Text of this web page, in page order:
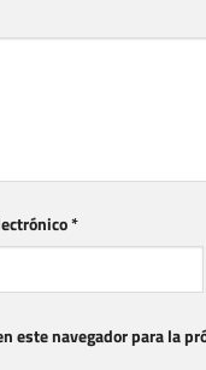
*
este navegador para la